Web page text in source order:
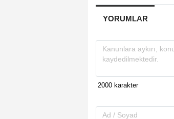
YORUMLAR